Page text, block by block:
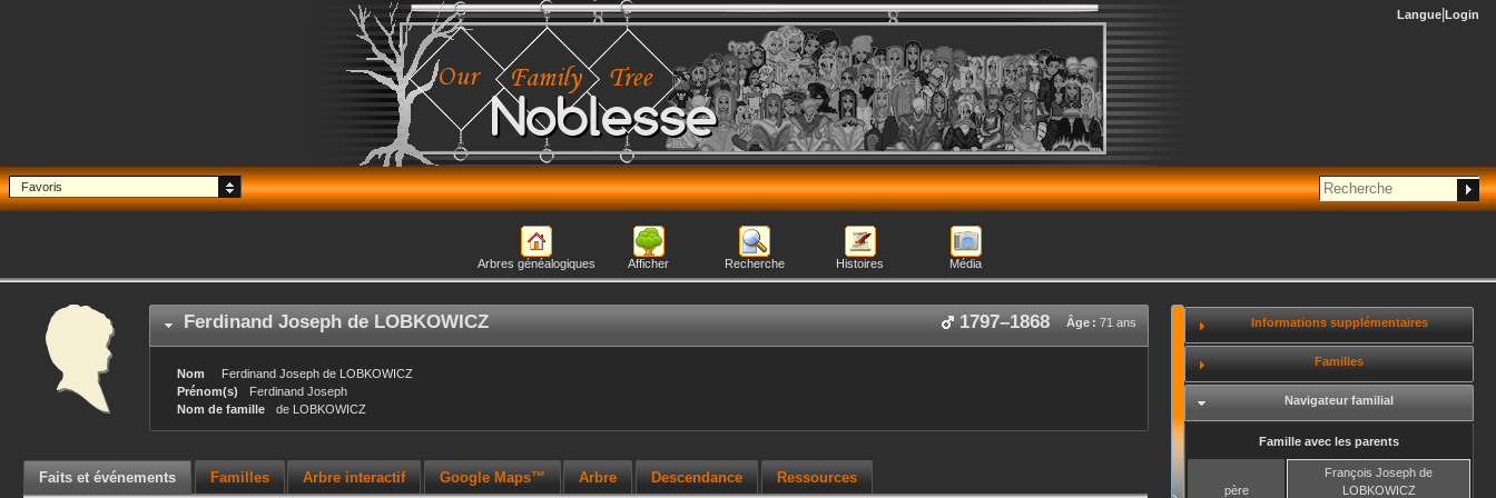
Noblesse
Langue Login
Favoris
Arbres généalogiques Afficher Recherche Histoires Média
Ferdinand Joseph de LOBKOWICZ Âge : 71 ans
1797–1868
Nom Ferdinand Joseph de LOBKOWICZ
Prénom(s)
Ferdinand Joseph
Nom de famille
de LOBKOWICZ
Faits et événements Familles Arbre interactif Google Maps™ Arbre Descendance Ressources
Informations supplémentaires
Familles
Navigateur familial
Famille avec les parents
père
François Joseph de
LOBKOWICZ